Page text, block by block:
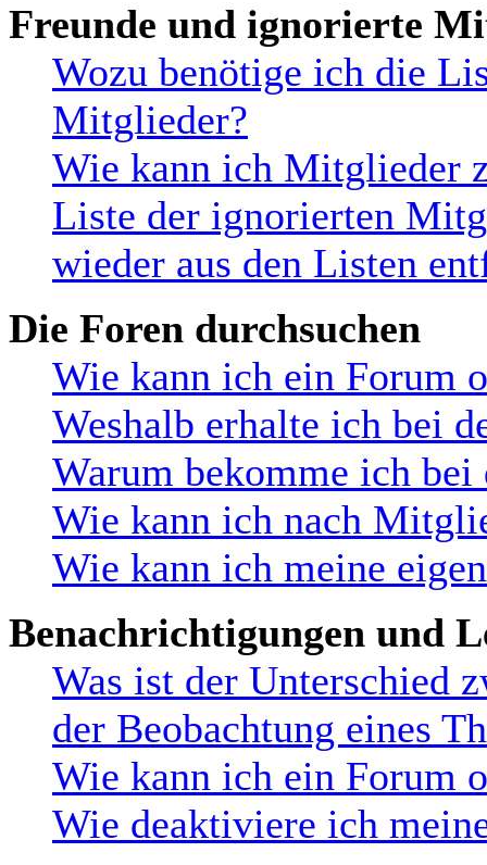
Freunde und ignorierte
Wozu benötige ich die
Mitglieder?
Wie kann ich Mitglieder
Liste der ignorierten
wieder aus den Listen
Die Foren durchsuchen
Wie kann ich ein Forum
Weshalb erhalte ich bei
Warum bekomme ich bei
Wie kann ich nach
Wie kann ich meine
Benachrichtigungen und
Was ist der Unterschied
der Beobachtung eines
Wie kann ich ein Forum
Wie deaktiviere ich